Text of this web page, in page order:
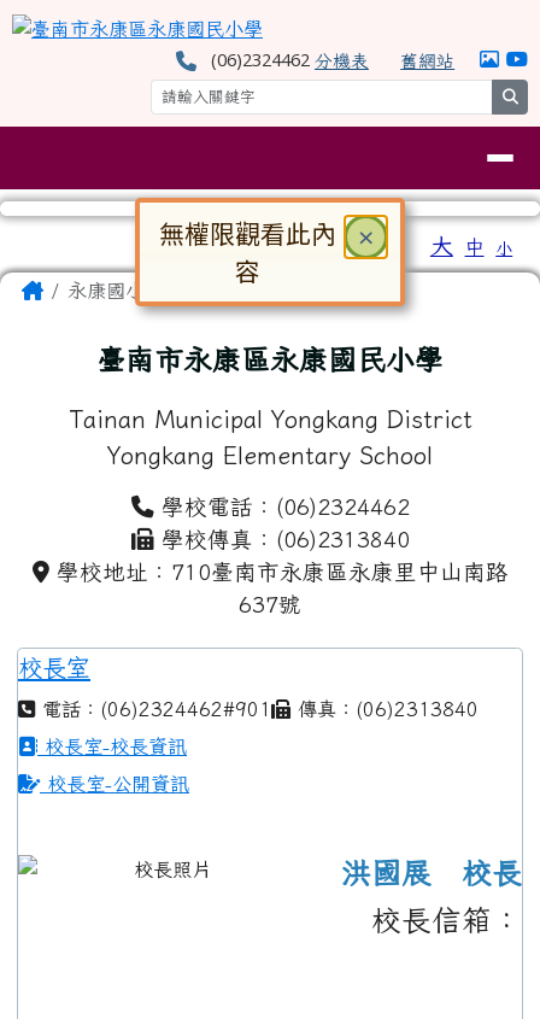
跳至主內容區
臺南市永康區永康國民小學
(06)2324462分機表 舊網站
⏸
大 中 小
主內容區域
Home永康國小
臺南市永康區永康國民小學
Tainan Municipal Yongkang District
Yongkang Elementary School
學校電話：(06)2324462
學校傳真：(06)2313840
學校地址：710臺南市永康區永康里中山南路
637號
校長室
電話：(06)2324462#901
傳真：(06)2313840
校長室-校長資訊
校長室-公開資訊
洪國展 校長
校長信箱：
頁尾區域
× 關閉
無權限觀看此內
容
對話框已開啟。請使用 Tab 鍵在